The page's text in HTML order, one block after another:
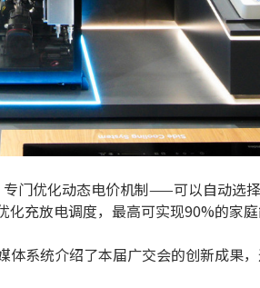
门优化动态电价机制——可以自动选
充放电调度，最高可实现90%的家庭
系统介绍了本届广交会的创新成果